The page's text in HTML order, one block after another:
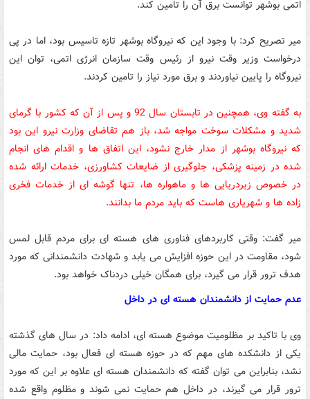
اتمی بوشهر توانست برق آن را تامین کند.
میر تصریح کرد: با وجود این که نیروگاه بوشهر تازه تاسیس بود، اما در پی
درخواست وزیر وقت نیرو از رئیس وقت سازمان انرژی اتمی، توان این
نیروگاه را پایین نیاوردند و برق مورد نیاز را تامین کردند.
به گفته وی، همچنین در تابستان سال 92 و پس از آن که کشور با گرمای
شدید و مشکلات سوخت مواجه شد، باز هم تقاضای وزارت نیرو این بود
که نیروگاه بوشهر از مدار خارج نشود، این اتفاق ها و اقدام های انجام
شده در زمینه پزشکی، جلوگیری از ضایعات کشاورزی، خدمات ارائه شده
در خصوص زیردریایی ها و ماهواره ها، تنها گوشه ای از خدمات فخری
زاده ها و شهریاری هاست که باید مردم ما بدانند.
میر گفت: وقتی کاربردهای فناوری های هسته ای برای مردم قابل لمس
شود، مقاومت در این حوزه افزایش می یابد و شهادت دانشمندانی که مورد
هدف ترور قرار می گیرد، برای همگان خیلی دردناک خواهد بود.
عدم حمایت از دانشمندان هسته ای در داخل
وی با تاکید بر مظلومیت موضوع هسته ای، ادامه داد: در سال های گذشته
یکی از دانشکده های مهم که در حوزه هسته ای فعال بود، حمایت مالی
نشد، بنابراین می توان گفته که دانشمندان هسته ای علاوه بر این که مورد
ترور قرار می گیرند، در داخل هم حمایت نمی شوند و مظلوم واقع شده